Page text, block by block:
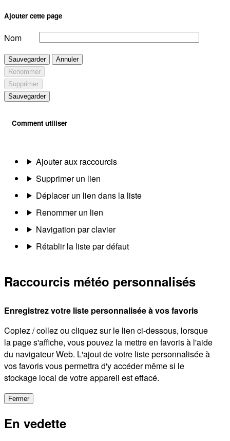
Ajouter cette page
Nom
Sauvegarder
Annuler
Renommer
Supprimer
Sauvegarder
Comment utiliser
Ajouter aux raccourcis
Supprimer un lien
Déplacer un lien dans la liste
Renommer un lien
Navigation par clavier
Rétablir la liste par défaut
Raccourcis météo personnalisés
Enregistrez votre liste personnalisée à vos favoris
Copiez / collez ou cliquez sur le lien ci-dessous, lorsque
la page s'affiche, vous pouvez la mettre en favoris à l'aide
du navigateur Web. L'ajout de votre liste personnalisée à
vos favoris vous permettra d'y accéder même si le
stockage local de votre appareil est effacé.
Fermer
En vedette